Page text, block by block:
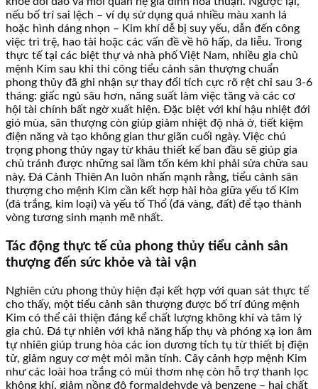
nếu bố trí sai lệch – ví dụ sử dụng quá nhiều màu xanh lá
hoặc hình dáng nhọn – Kim khí dễ bị suy yếu, dẫn đến công
việc trì trệ, hao tài hoặc các vấn đề về hô hấp, da liễu. Trong
thực tế tại các biệt thự và nhà phố Việt Nam, nhiều gia chủ
mệnh Kim sau khi thi công tiểu cảnh sân thượng chuẩn
phong thủy đã ghi nhận sự thay đổi tích cực rõ rệt chỉ sau 3-6
tháng: giấc ngủ sâu hơn, năng suất làm việc tăng và các cơ
hội tài chính bất ngờ xuất hiện. Đặc biệt với khí hậu nhiệt đới
gió mùa, sân thượng còn giúp giảm nhiệt độ nhà ở, tiết kiệm
điện năng và tạo không gian thư giãn cuối ngày. Việc chú
trọng phong thủy ngay từ khâu thiết kế ban đầu sẽ giúp gia
chủ tránh được những sai lầm tốn kém khi phải sửa chữa sau
này. Đá Cảnh Thiên An luôn nhấn mạnh rằng, tiểu cảnh sân
thượng cho mệnh Kim cần kết hợp hài hòa giữa yếu tố Kim
(đá trắng, kim loại) và yếu tố Thổ (đá vàng, đất) để tạo thành
vòng tương sinh mạnh mẽ nhất.
Tác động thực tế của phong thủy tiểu cảnh sân
thượng đến sức khỏe và tài vận
Nghiên cứu phong thủy hiện đại kết hợp với quan sát thực tế
cho thấy, một tiểu cảnh sân thượng được bố trí đúng mệnh
Kim có thể cải thiện đáng kể chất lượng không khí và tâm lý
gia chủ. Đá tự nhiên với khả năng hấp thụ và phóng xạ ion âm
tự nhiên giúp trung hòa các ion dương tích tụ từ thiết bị điện
tử, giảm nguy cơ mệt mỏi mãn tính. Cây cảnh hợp mệnh Kim
như các loài hoa trắng có mùi thơm nhẹ còn hỗ trợ thanh lọc
không khí, giảm nồng độ formaldehyde và benzene – hai chất